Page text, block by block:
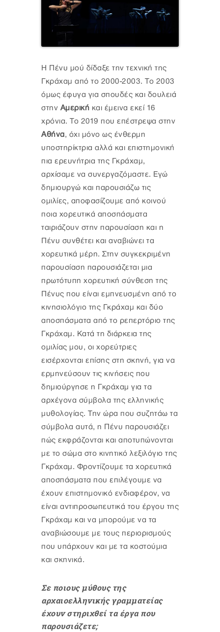
Η Πένυ μού δίδαξε την τεχνική της
Γκράχαμ από το 2000-2003. Το 2003
όμως έφυγα για σπουδές και δουλειά
στην Αμερική και έμεινα εκεί 16
χρόνια. Το 2019 που επέστρεψα στην
Αθήνα, όχι μόνο ως ένθερμη
υποστηρίκτρια αλλά και επιστημονική
πια ερευνήτρια της Γκράχαμ,
αρχίσαμε να συνεργαζόμαστε. Εγώ
δημιουργώ και παρουσιάζω τις
ομιλίες, αποφασίζουμε από κοινού
ποια χορευτικά αποσπάσματα
ταιριάζουν στην παρουσίαση και η
Πένυ συνθέτει και αναβιώνει τα
χορευτικά μέρη. Στην συγκεκριμένη
παρουσίαση παρουσιάζεται μια
πρωτότυπη χορευτική σύνθεση της
Πένυς που είναι εμπνευσμένη από το
κινησιολόγιο της Γκράχαμ και δύο
αποσπάσματα από το ρεπερτόριο της
Γκράχαμ. Κατά τη διάρκεια της
ομιλίας μου, οι χορεύτριες
εισέρχονται επίσης στη σκηνή, για να
ερμηνεύσουν τις κινήσεις που
δημιούργησε η Γκράχαμ για τα
αρχέγονα σύμβολα της ελληνικής
μυθολογίας. Την ώρα που συζητάω τα
σύμβολα αυτά, η Πένυ παρουσιάζει
πώς εκφράζονται και αποτυπώνονται
με το σώμα στο κινητικό λεξιλόγιο της
Γκράχαμ. Φροντίζουμε τα χορευτικά
αποσπάσματα που επιλέγουμε να
έχουν επιστημονικό ενδιαφέρον, να
είναι αντιπροσωπευτικά του έργου της
Γκράχαμ και να μπορούμε να τα
αναβιώσουμε με τους περιορισμούς
που υπάρχουν και με τα κοστούμια
και σκηνικά.
Σε ποιους μύθους της
αρχαιοελληνικής γραμματείας
έχουν στηριχθεί τα έργα που
παρουσιάζετε;